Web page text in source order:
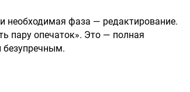
необходимая фаза — редактирование.
пару опечаток». Это — полная
безупречным.